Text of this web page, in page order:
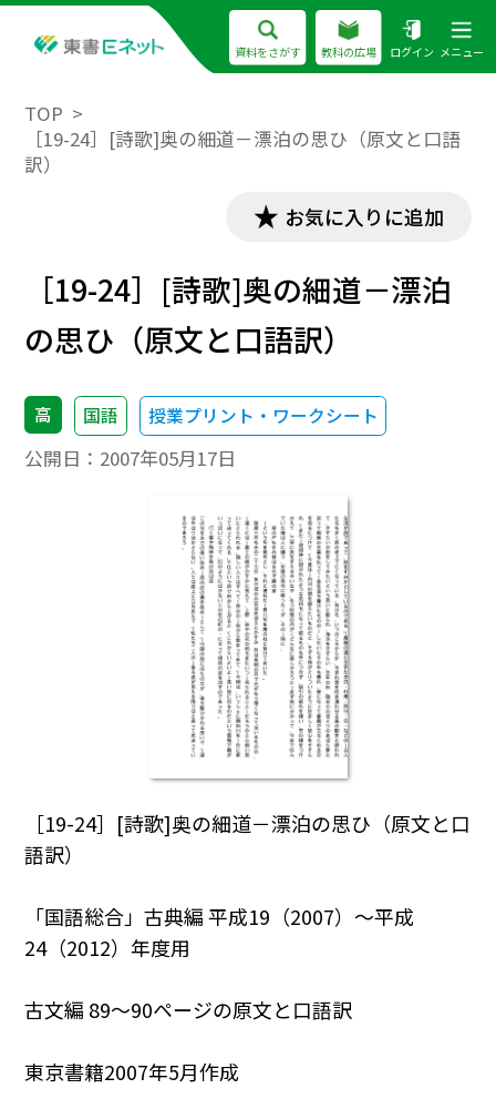
資料をさがす 教科の広場 ログイン メニュー
TOP
［19-24］[詩歌]奥の細道－漂泊の思ひ（原文と口語
訳）
お気に入りに追加
［19-24］[詩歌]奥の細道－漂泊
の思ひ（原文と口語訳）
高 国語 授業プリント・ワークシート
公開日： 2007年05月17日
［19-24］[詩歌]奥の細道－漂泊の思ひ（原文と口
語訳）
「国語総合」古典編 平成19（2007）～平成
24（2012）年度用
古文編 89～90ページの原文と口語訳
東京書籍2007年5月作成